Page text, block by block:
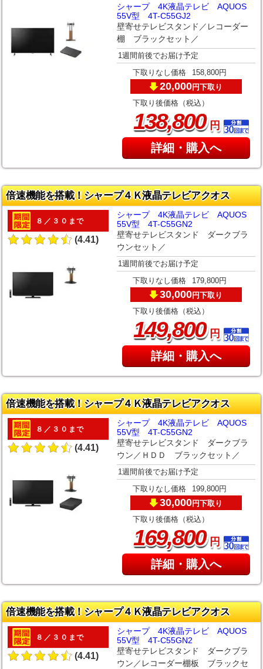
シャープ 4K液晶テレビ AQUOS
55V型 4T-C55GJ2
壁寄せテレビスタンド／レコーダー
棚 ブラックセット／
1週間前後でお届け予定
下取りなし価格 158,800円
20,000円下取り
下取り後価格（税込）
138,800円
詳細・購入へ
倍速機能を搭載！シャープ４Ｋ液晶テレビアクオス
８／３０まで
(4.41)
シャープ 4K液晶テレビ AQUOS
55V型 4T-C55GN2
壁寄せテレビスタンド ダークブラ
ウンセット／
1週間前後でお届け予定
下取りなし価格 179,800円
30,000円下取り
下取り後価格（税込）
149,800円
詳細・購入へ
倍速機能を搭載！シャープ４Ｋ液晶テレビアクオス
８／３０まで
(4.41)
シャープ 4K液晶テレビ AQUOS
55V型 4T-C55GN2
壁寄せテレビスタンド ダークブラ
ウン／ＨＤＤ ブラックセット／
1週間前後でお届け予定
下取りなし価格 199,800円
30,000円下取り
下取り後価格（税込）
169,800円
詳細・購入へ
倍速機能を搭載！シャープ４Ｋ液晶テレビアクオス
８／３０まで
(4.41)
シャープ 4K液晶テレビ AQUOS
55V型 4T-C55GN2
壁寄せテレビスタンド ダークブラ
ウン／レコーダー棚板 ブラックセ